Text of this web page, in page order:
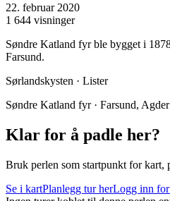
22. februar 2020
1 644 visninger
Søndre Katland fyr ble bygget i
Farsund.
Sørlandskysten · Lister
Søndre Katland fyr · Farsund, Agder
Klar for å padle her?
Bruk perlen som startpunkt for kart,
Se i kartPlanlegg tur herLogg inn for